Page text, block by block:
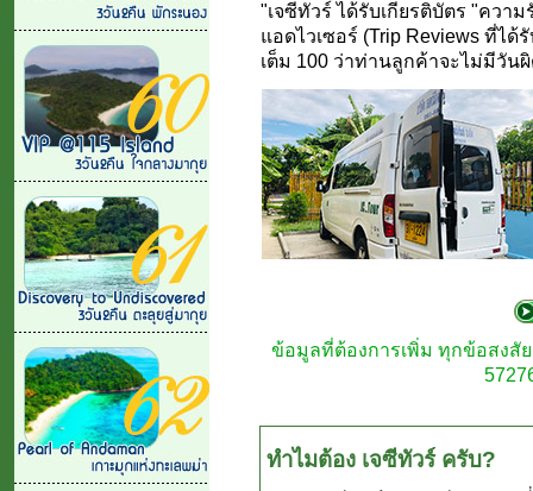
"เจซีทัวร์ ได้รับเกียรติบัตร "ควา
แอดไวเซอร์ (Trip Reviews ที่ไ
เต็ม 100 ว่าท่านลูกค้าจะไม่มีวัน
ข้อมูลที่ต้องการเพิ่ม ทุกข้อสงสั
ทำไมต้อง เจซีทัวร์ ครับ?